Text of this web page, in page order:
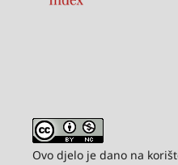
Ovo djelo je dano na